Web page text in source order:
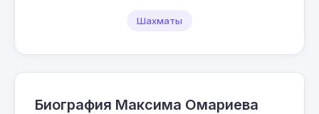
Шахматы
Биография Максима Омариева